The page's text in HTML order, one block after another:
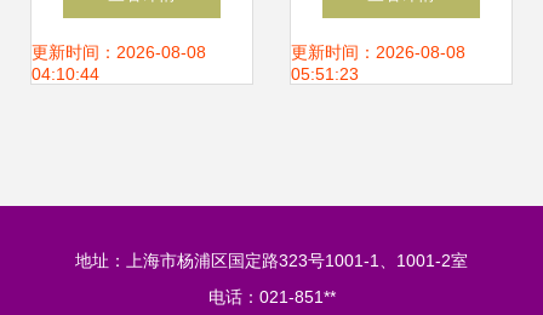
引领未来科技
更新时间：2026-08-08
04:10:44
程碑时刻与未来展
更新时间：2026-08-08
05:51:23
地址：上海市杨浦区国定路323号1001-1、1001-2室
电话：021-851**